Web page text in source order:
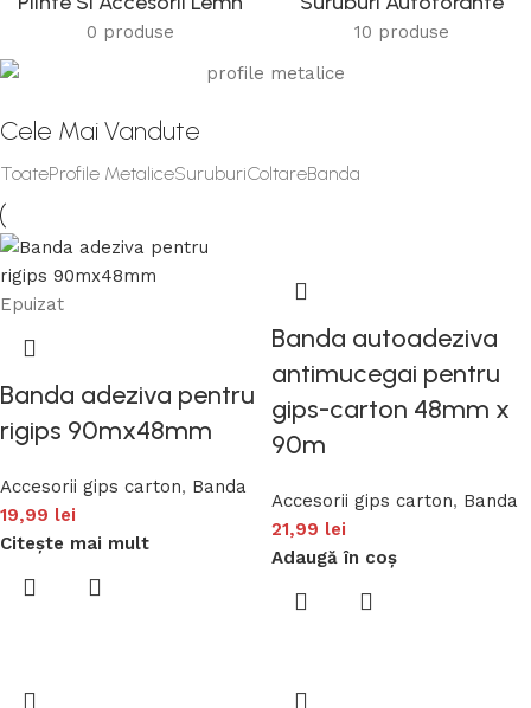
0 produse 10 produse
Cele Mai Vandute
ToateProfile MetaliceSuruburiColtareBanda
Epuizat
Banda adeziva pentru
rigips 90mx48mm
Accesorii gips carton, Banda
19,99 lei
Citește mai mult
Banda autoadeziva
antimucegai pentru
gips-carton 48mm x
90m
Accesorii gips carton, Banda
21,99 lei
Adaugă în coș